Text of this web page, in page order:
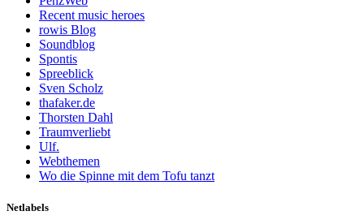
Recent music heroes
rowis Blog
Soundblog
Spontis
Spreeblick
Sven Scholz
thafaker.de
Thorsten Dahl
Traumverliebt
Ulf.
Webthemen
Wo die Spinne mit dem Tofu tanzt
Netlabels